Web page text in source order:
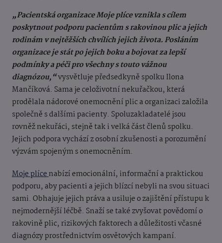
„Pacientská organizace Moje plíce vznikla s cílem
poskytnout podporu pacientům s rakovinou plic a jejich
rodinám v nejtěžších chvílích jejich života. Posláním
organizace je stát po jejich boku a bojovat za lepší
podmínky a péči pro všechny s touto vážnou
diagnózou,“vysvětluje předsedkyně spolku Ilona
Mančíková. Sama je celoživotní nekuřačkou, která
prodělala nádorové onemocnění plic a organizaci založila
společně s dalšími pacienty. Spoluzakladatelé jsou
rovněž nekuřáci, stejně tak i velká část členů spolku.
Jejich podpora vychází z osobní zkušenosti a porozumění
výzvám spojeným s onemocněním.
Moje plícenabízí emocionální, informační a praktickou
podporu, aby pacienti a jejich blízcí nebyli na svou situaci
sami. Obhajuje jejich práva a usiluje o zajištění přístupu k
nejmodernější léčbě. Snaží se také zvyšovat povědomí o
rakovině plic, rizikových faktorech a důležitosti včasné
diagnózy prostřednictvím osvětových kampaní.